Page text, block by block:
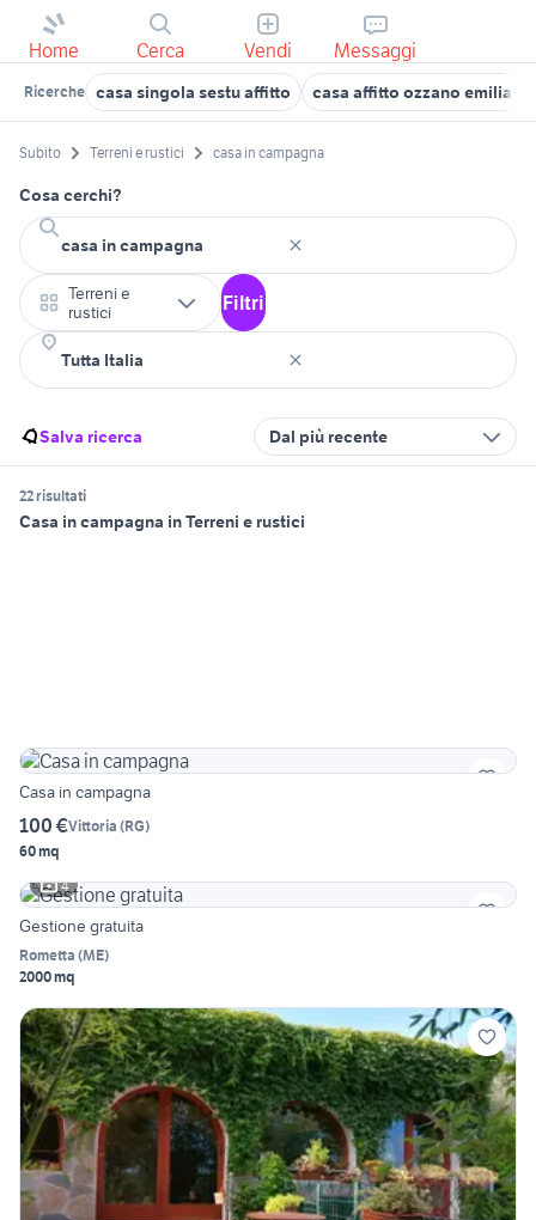
Home Cerca Vendi Messaggi
Ricerche casa singola sestu affitto casa affitto ozzano emilia
Subito Terreni e rustici casa in campagna
Cosa cerchi?
Terreni e
rustici
Filtri
Salva ricerca Dal più recente
22 risultati
Casa in campagna in Terreni e rustici
Casa in campagna
100 €Vittoria (RG)
60 mq
4
Gestione gratuita
Rometta (ME)
2000 mq